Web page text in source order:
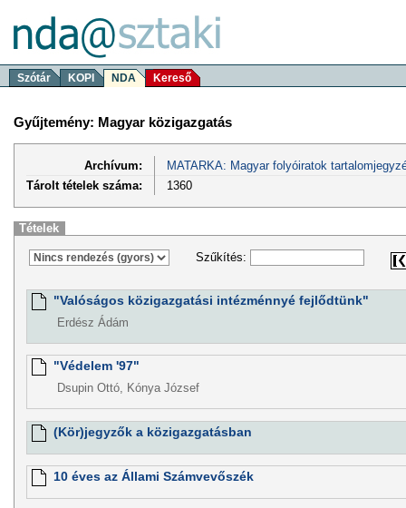
Szótár KOPI NDA Kereső
Gyűjtemény: Magyar közigazgatás
Archívum:
MATARKA: Magyar folyóiratok
Tárolt tételek száma:
1360
Tételek
Szűkítés:
"Valóságos közigazgatási intézménnyé fejlődtünk"
Erdész Ádám
"Védelem '97"
Dsupin Ottó, Kónya József
(Kör)jegyzők a közigazgatásban
10 éves az Állami Számvevőszék